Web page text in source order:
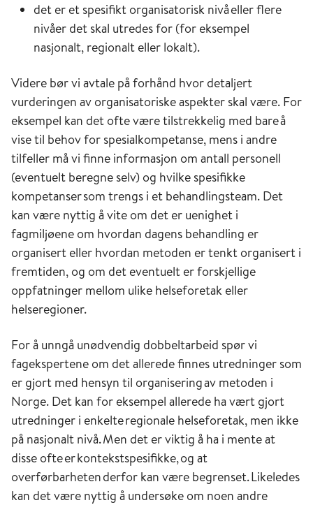
det er et spesifikt organisatorisk nivå eller flere
nivåer det skal utredes for (for eksempel
nasjonalt, regionalt eller lokalt).
Videre bør vi avtale på forhånd hvor detaljert
vurderingen av organisatoriske aspekter skal være. For
eksempel kan det ofte være tilstrekkelig med bare å
vise til behov for spesialkompetanse, mens i andre
tilfeller må vi finne informasjon om antall personell
(eventuelt beregne selv) og hvilke spesifikke
kompetanser som trengs i et behandlingsteam. Det
kan være nyttig å vite om det er uenighet i
fagmiljøene om hvordan dagens behandling er
organisert eller hvordan metoden er tenkt organisert i
fremtiden, og om det eventuelt er forskjellige
oppfatninger mellom ulike helseforetak eller
helseregioner.
For å unngå unødvendig dobbeltarbeid spør vi
fagekspertene om det allerede finnes utredninger som
er gjort med hensyn til organisering av metoden i
Norge. Det kan for eksempel allerede ha vært gjort
utredninger i enkelte regionale helseforetak, men ikke
på nasjonalt nivå. Men det er viktig å ha i mente at
disse ofte er kontekstspesifikke, og at
overførbarheten derfor kan være begrenset. Likeledes
kan det være nyttig å undersøke om noen andre